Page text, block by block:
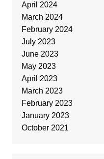
April 2024
March 2024
February 2024
July 2023
June 2023
May 2023
April 2023
March 2023
February 2023
January 2023
October 2021